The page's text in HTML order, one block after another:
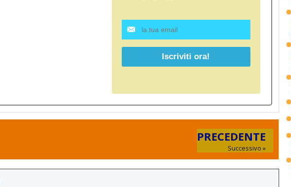
PRECEDENTE
Successivo »